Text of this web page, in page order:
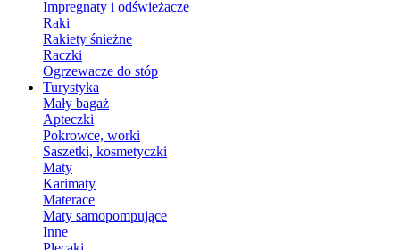
Impregnaty i odświeżacze
Raki
Rakiety śnieżne
Raczki
Ogrzewacze do stóp
Turystyka
Mały bagaż
Apteczki
Pokrowce, worki
Saszetki, kosmetyczki
Maty
Karimaty
Materace
Maty samopompujące
Inne